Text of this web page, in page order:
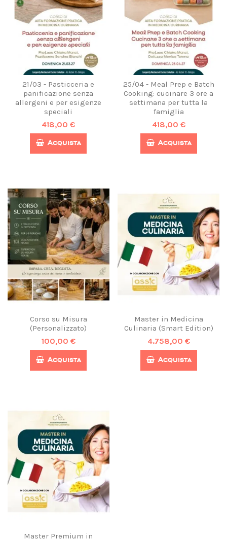
21/03 - Pasticceria e
panificazione senza
allergeni e per esigenze
speciali
418,00 €
Acquista
25/04 - Meal Prep e Batch
Cooking: cucinare 3 ore a
settimana per tutta la
famiglia
418,00 €
Acquista
Corso su Misura
(Personalizzato)
100,00 €
Acquista
Master in Medicina
Culinaria (Smart Edition)
4.758,00 €
Acquista
Master Premium in